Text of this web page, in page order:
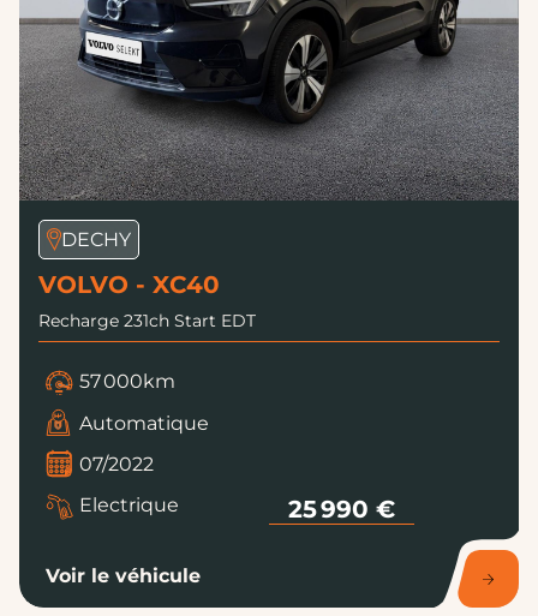
DECHY
VOLVO - XC40
Recharge 231ch Start EDT
57 000km
Automatique
07/2022
Electrique
25 990 €
Voir le véhicule